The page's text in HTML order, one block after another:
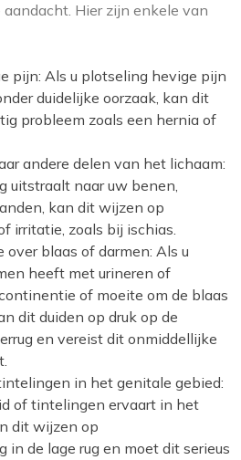
Hier zijn enkele van
pijn: Als u plotseling hevige pijn
duidelijke oorzaak, kan dit
probleem zoals een hernia of
andere delen van het lichaam:
uitstraalt naar uw benen,
kan dit wijzen op
irritatie, zoals bij ischias.
over blaas of darmen: Als u
heeft met urineren of
of moeite om de blaas
dit duiden op druk op de
en vereist dit onmiddellijke
in het genitale gebied:
of tintelingen ervaart in het
dit wijzen op
in de lage rug en moet dit serieus